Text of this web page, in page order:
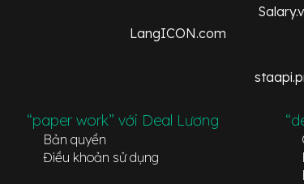
LangICON.com
“paper work” với Deal Lương
Bản quyền
Điều khoản sử dụng